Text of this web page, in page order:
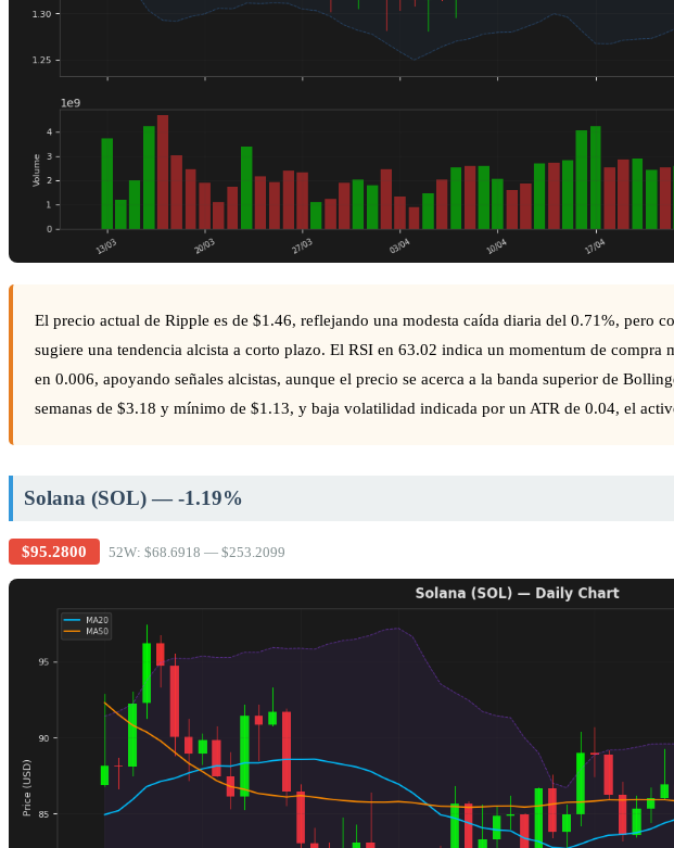
El precio actual de Ripple es de $1.46, reflejando una modesta caída diaria del 0.71%,
sugiere una tendencia alcista a corto plazo. El RSI en 63.02 indica un momentum de
en 0.006, apoyando señales alcistas, aunque el precio se acerca a la banda superior de
semanas de $3.18 y mínimo de $1.13, y baja volatilidad indicada por un ATR de 0.04, el
Solana (SOL) — -1.19%
$95.2800 52W: $68.6918 — $253.2099